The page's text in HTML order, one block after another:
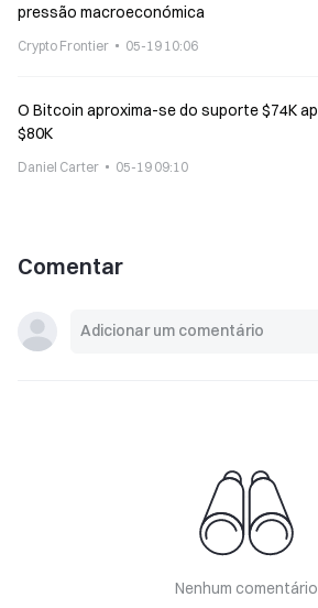
pressão macroeconómica
Crypto Frontier 05-19 10:06
O Bitcoin aproxima-se do suporte $74K após uma queda de
$80K
Daniel Carter 05-19 09:10
Comentar
Nenhum comentário